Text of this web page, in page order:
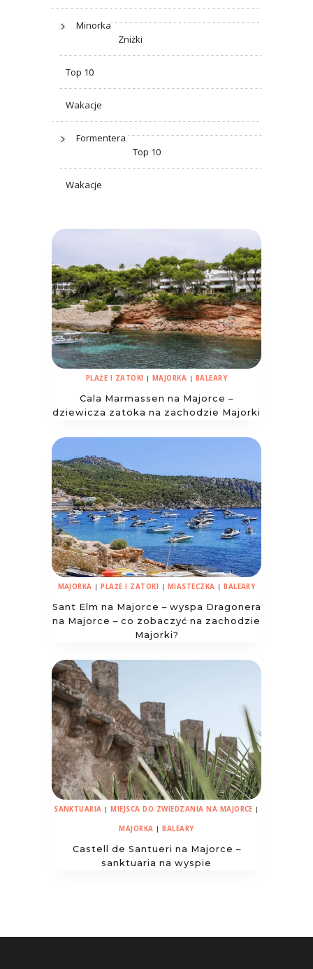
Minorka
Zniżki
Top 10
Wakacje
Formentera
Top 10
Wakacje
PLAŻE I ZATOKI | MAJORKA | BALEARY
Cala Marmassen na Majorce –
dziewicza zatoka na zachodzie Majorki
MAJORKA | PLAŻE I ZATOKI | MIASTECZKA | BALEARY
Sant Elm na Majorce – wyspa Dragonera
na Majorce – co zobaczyć na zachodzie
Majorki?
SANKTUARIA | MIEJSCA DO ZWIEDZANIA NA MAJORCE |
MAJORKA | BALEARY
Castell de Santueri na Majorce –
sanktuaria na wyspie